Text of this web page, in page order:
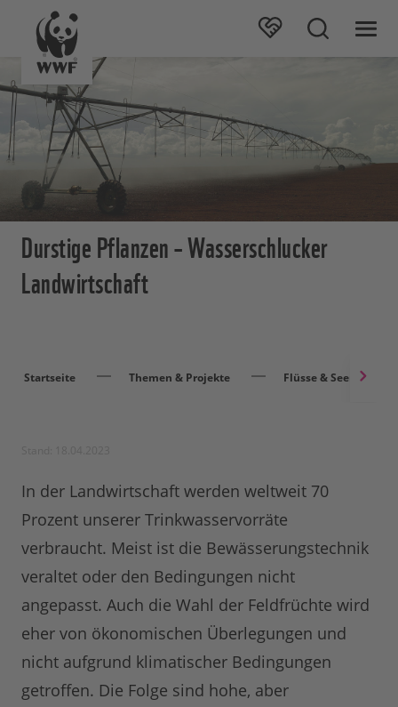
Durstige Pflanzen – Wasserschlucker
Landwirtschaft
Startseite Themen & Projekte Flüsse & Seen
In der Landwirtschaft werden weltweit 70
Prozent unserer Trinkwasservorräte
verbraucht. Meist ist die Bewässerungstechnik
veraltet oder den Bedingungen nicht
angepasst. Auch die Wahl der Feldfrüchte wird
eher von ökonomischen Überlegungen und
nicht aufgrund klimatischer Bedingungen
getroffen. Die Folge sind hohe, aber